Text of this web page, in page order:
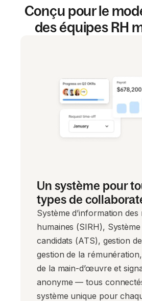
Conçu pour le
des équipes RH
Un système pour
types de
Système d’information
humaines (SIRH),
candidats (ATS), gestion
gestion de la
de la main-d’œuvre et
anonyme — tous
système unique pour